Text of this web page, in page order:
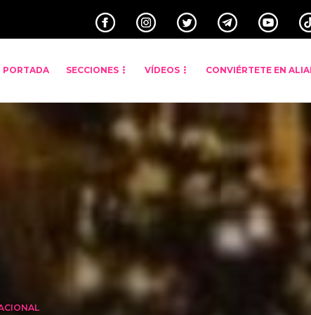
PORTADA SECCIONES VÍDEOS CONVIÉRTETE EN